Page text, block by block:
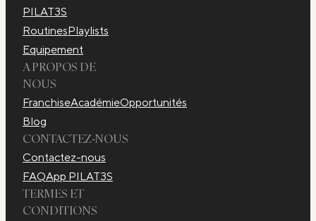
PILAT3S
RoutinesPlaylists​
Equipement​
A PROPOS DE
NOUS
FranchiseAcadémieOpportunités
Blog
CONTACTEZ-NOUS
Contactez-nous
FAQApp PILAT3S
TERMES ET
CONDITIONS